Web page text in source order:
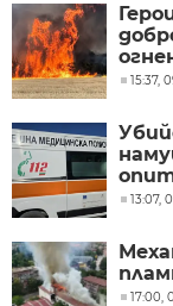
15:37,
13:07,
17:00,